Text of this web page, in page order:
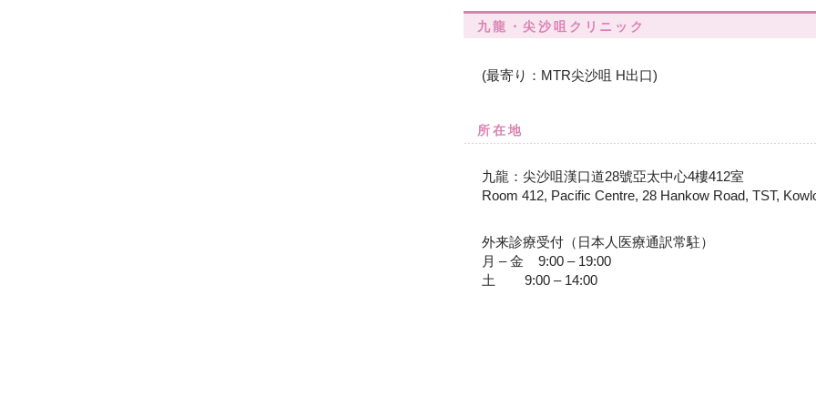
九龍・尖沙咀クリニック
(最寄り：MTR尖沙咀 H出口)
所在地
九龍：尖沙咀漢口道28號亞太中心4樓412室
Room 412, Pacific Centre, 28 Hankow Road, TST,
外来診療受付（日本人医療通訳常駐）
月 – 金 9:00 – 19:00
土 9:00 – 14:00